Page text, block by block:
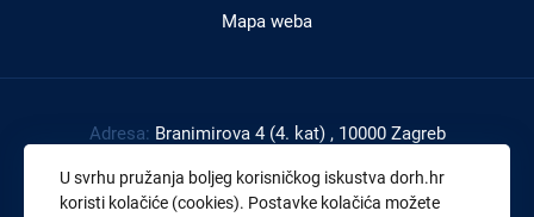
Mapa weba
Adresa: Branimirova 4 (4. kat) , 10000 Zagreb
Tel: +385 1 4591 888
Faks:+385 1 4591 816
U svrhu pružanja boljeg korisničkog iskustva dorh.hr
koristi kolačiće (cookies). Postavke kolačića možete